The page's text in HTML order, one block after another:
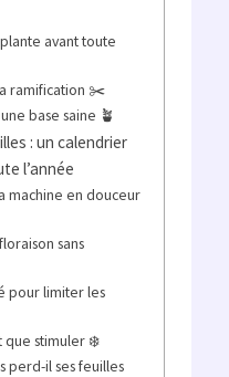
avant toute
ramification ✂️
base saine 🪴
: un calendrier
l’année
machine en douceur
sans
pour limiter les
que stimuler ❄️
perd-il ses feuilles